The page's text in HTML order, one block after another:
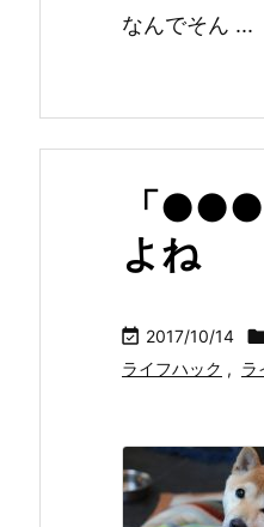
なんでそん ...
「
よね
 2017/10/14
ライフハック , ラ